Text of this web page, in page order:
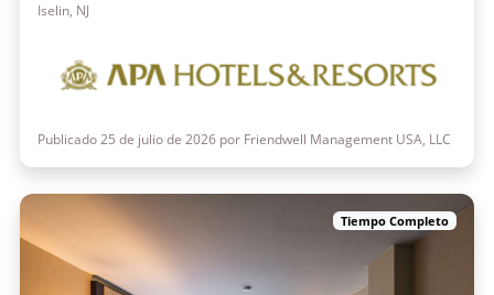
Iselin, NJ
Publicado 25 de julio de 2026 por Friendwell Management USA, LLC
Tiempo Completo